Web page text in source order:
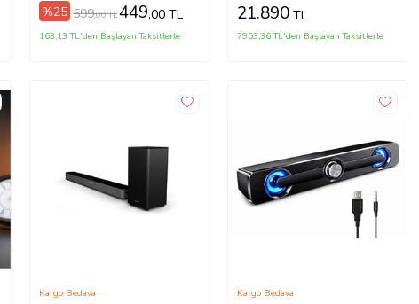
%25 599,00 TL449,00 TL
163,13 TL'den Başlayan Taksitlerle
21.890 TL
7953,36 TL'den Başlayan Taksitlerle
Kargo Bedava Kargo Bedava